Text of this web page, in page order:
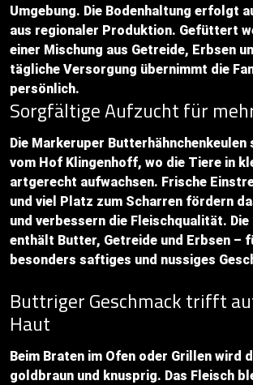
Umgebung. Die Bodenhaltung erfolgt
aus regionaler Produktion. Gefüttert
einer Mischung aus Getreide, Erbsen
tägliche Versorgung übernimmt die
persönlich.
Sorgfältige Aufzucht für
Die Markeruper
vom Hof Klingenhoff, wo die Tiere in
artgerecht aufwachsen. Frische
und viel Platz zum Scharren fördern
und verbessern die Fleischqualität.
enthält Butter, Getreide und Erbsen –
besonders saftiges und nussiges
Buttriger Geschmack trifft
Haut
Beim Braten im Ofen oder Grillen wird
goldbraun und knusprig. Das Fleisch